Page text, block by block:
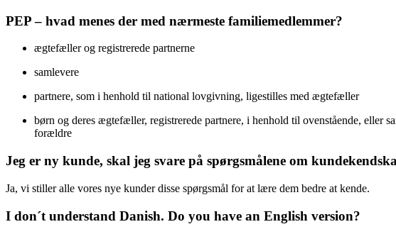
PEP – hvad menes der med nærmeste familiemedlemmer?
ægtefæller og registrerede partnerne
samlevere
partnere, som i henhold til national lovgivning, ligestilles med ægtefæller
børn og deres ægtefæller, registrerede partnere, i henhold til ovenstående, eller
forældre
Jeg er ny kunde, skal jeg svare på spørgsmålene om
Ja, vi stiller alle vores nye kunder disse spørgsmål for at lære dem bedre at kende.
I don´t understand Danish. Do you have an English version?